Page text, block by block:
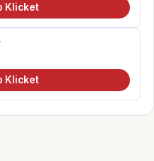
Klicket
Klicket